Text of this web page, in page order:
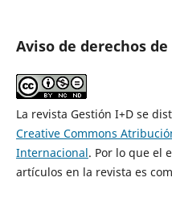
Aviso de derechos
La revista Gestión I+D se
Creative Commons
Internacional. Por lo que el
artículos en la revista es